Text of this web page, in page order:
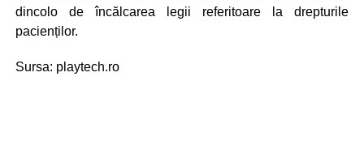
dincolo de încălcarea legii referitoare la drepturile
pacienților.
Sursa: playtech.ro